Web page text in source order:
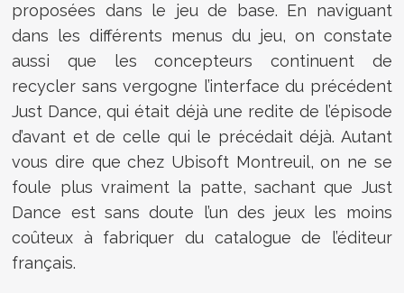
proposées dans le jeu de base. En naviguant
dans les différents menus du jeu, on constate
aussi que les concepteurs continuent de
recycler sans vergogne l’interface du précédent
Just Dance, qui était déjà une redite de l’épisode
d’avant et de celle qui le précédait déjà. Autant
vous dire que chez Ubisoft Montreuil, on ne se
foule plus vraiment la patte, sachant que Just
Dance est sans doute l’un des jeux les moins
coûteux à fabriquer du catalogue de l’éditeur
français.